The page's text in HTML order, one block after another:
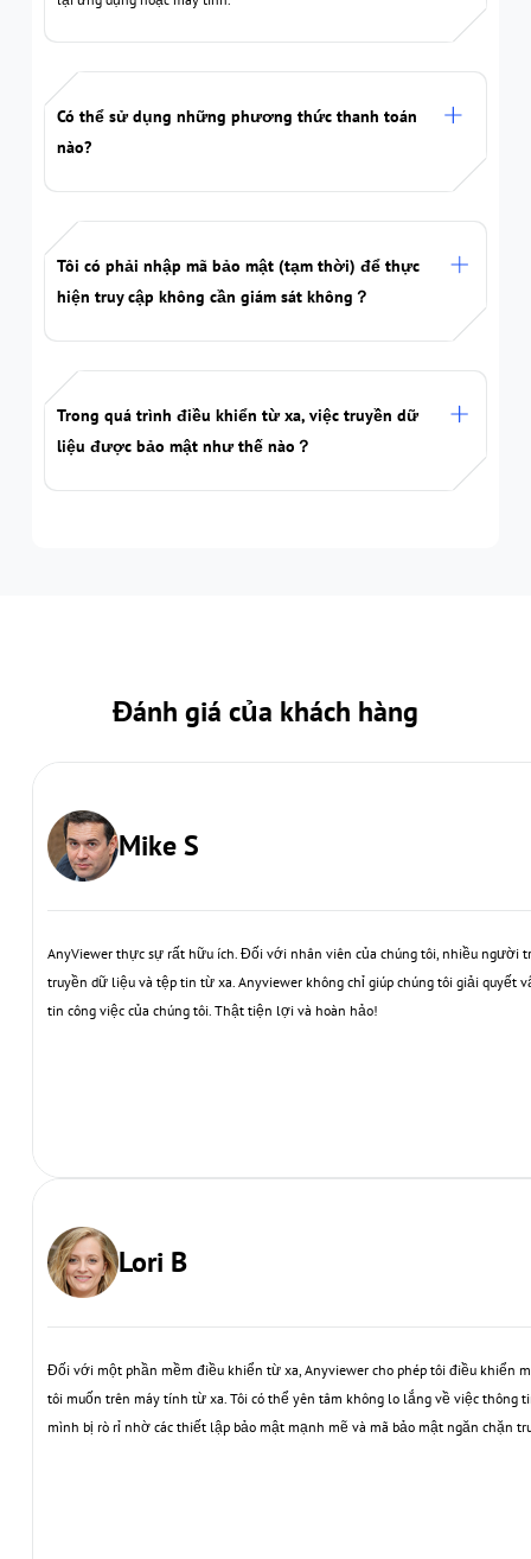
Có thể sử dụng những phương thức thanh toán
nào?
Tôi có phải nhập mã bảo mật (tạm thời) để thực
hiện truy cập không cần giám sát không？
Trong quá trình điều khiển từ xa, việc truyền dữ
liệu được bảo mật như thế nào？
Đánh giá của khách hàng
Mike S
AnyViewer thực sự rất hữu ích. Đối với nhân viên của chúng tôi, nhiều người
truyền dữ liệu và tệp tin từ xa. Anyviewer không chỉ giúp chúng tôi giải quyết
tin công việc của chúng tôi. Thật tiện lợi và hoàn hảo!
Lori B
Đối với một phần mềm điều khiển từ xa, Anyviewer cho phép tôi điều khiển
tôi muốn trên máy tính từ xa. Tôi có thể yên tâm không lo lắng về việc thông
mình bị rò rỉ nhờ các thiết lập bảo mật mạnh mẽ và mã bảo mật ngăn chặn